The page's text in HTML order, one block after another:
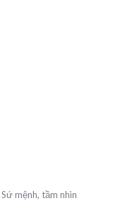
Sứ mệnh, tầm nhìn